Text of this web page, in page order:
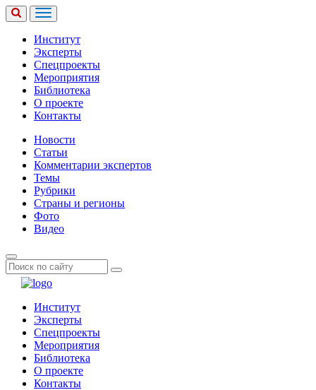
Институт
Эксперты
Спецпроекты
Мероприятия
Библиотека
О проекте
Контакты
Новости
Статьи
Комментарии экспертов
Темы
Рубрики
Страны и регионы
Фото
Видео
Институт
Эксперты
Спецпроекты
Мероприятия
Библиотека
О проекте
Контакты